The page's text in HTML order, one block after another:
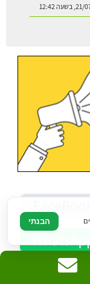
13:24
הבנתי